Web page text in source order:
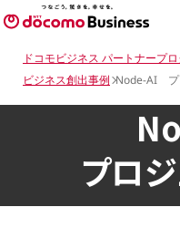
ドコモビジネス パートナープ
ビジネス創出事例 Node-AI プ
プロ